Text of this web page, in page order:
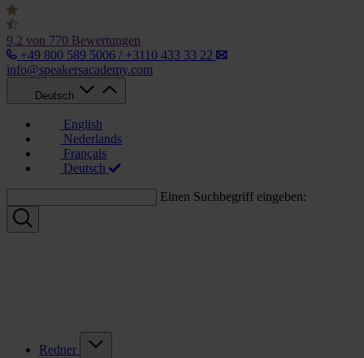
9.2 von 770 Bewertungen
+49 800 589 5006 / +3110 433 33 22
info@speakersacademy.com
Deutsch
English
Nederlands
Français
Deutsch
Einen Suchbegriff eingeben:
Redner